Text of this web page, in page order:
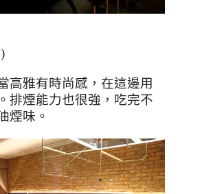
)
高雅有時尚感，在這邊用
排煙能力也很強，吃完不
煙味。